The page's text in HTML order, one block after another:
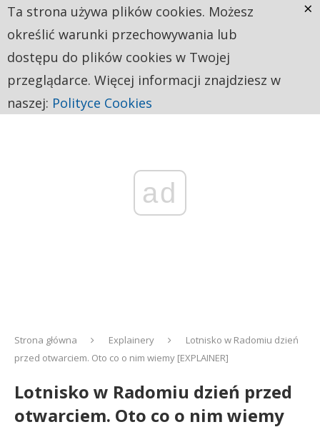
ad
Strona główna Explainery
Lotnisko w Radomiu dzień
przed otwarciem. Oto co o nim wiemy [EXPLAINER]
Lotnisko w Radomiu dzień przed
otwarciem. Oto co o nim wiemy
Ta strona używa plików cookies. Możesz
określić warunki przechowywania lub
dostępu do plików cookies w Twojej
przeglądarce. Więcej informacji znajdziesz w
naszej: Polityce Cookies
×